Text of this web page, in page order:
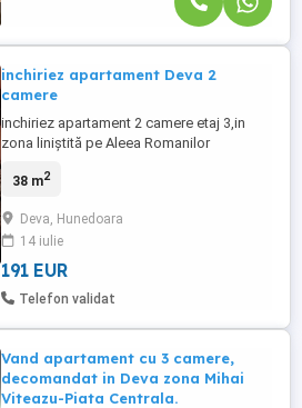
inchiriez apartament Deva 2
camere
inchiriez apartament 2 camere etaj 3,in
zona liniștită pe Aleea Romanilor
mare+cămară), mobilat, utilat,centrală
de spălat. pret 1000 lei
38 m2
Deva, Hunedoara
14 iulie
191 EUR
Telefon validat
Vand apartament cu 3 camere,
decomandat in Deva zona Mihai
Viteazu-Piata Centrala.